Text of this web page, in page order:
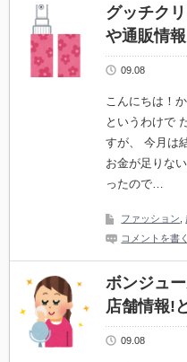
グッチク
や通販情
09.08
こんにちは！
というわけで
すが、 今月は
お金が足りな
ったので…
ファッション ,
コメントを書く
ボンジュ
店舗情報!
09.08